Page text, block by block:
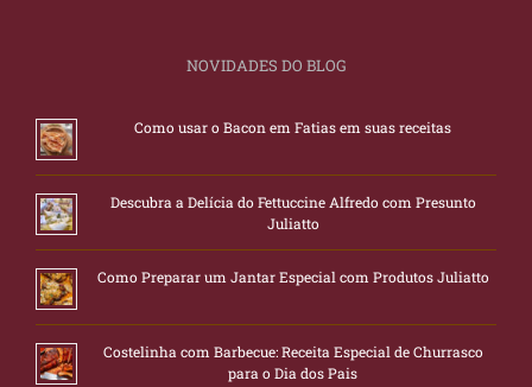
NOVIDADES DO BLOG
Como usar o Bacon em Fatias em suas receitas
Descubra a Delícia do Fettuccine Alfredo com Presunto
Juliatto
Como Preparar um Jantar Especial com Produtos Juliatto
Costelinha com Barbecue: Receita Especial de Churrasco
para o Dia dos Pais